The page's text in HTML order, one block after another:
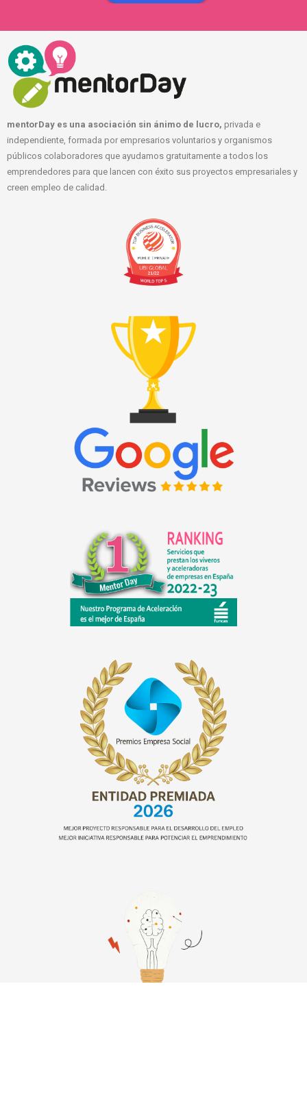
mentorDay es una asociación sin ánimo de lucro, privada e
independiente, formada por empresarios voluntarios y organismos
públicos colaboradores que ayudamos gratuitamente a todos los
emprendedores para que lancen con éxito sus proyectos empresariales y
creen empleo de calidad.